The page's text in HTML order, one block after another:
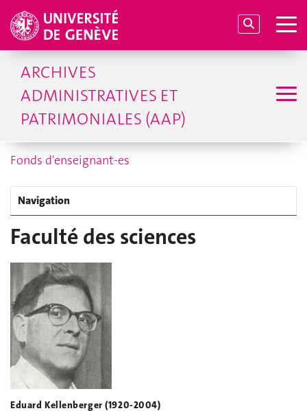
ARCHIVES
ADMINISTRATIVES ET
PATRIMONIALES (AAP)
Fonds d'enseignant-es
Navigation
Faculté des sciences
Eduard Kellenberger (1920-2004)